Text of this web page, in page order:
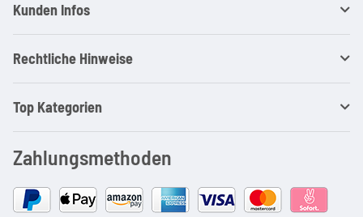
Kunden Infos
Rechtliche Hinweise
Top Kategorien
Zahlungsmethoden